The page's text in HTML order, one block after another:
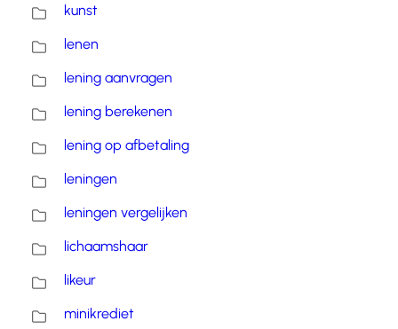
kunst
lenen
lening aanvragen
lening berekenen
lening op afbetaling
leningen
leningen vergelijken
lichaamshaar
likeur
minikrediet